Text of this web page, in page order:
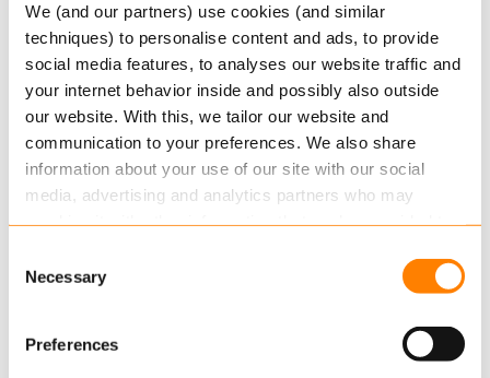
We (and our partners) use cookies (and similar
techniques) to personalise content and ads, to provide
social media features, to analyses our website traffic and
your internet behavior inside and possibly also outside
our website. With this, we tailor our website and
communication to your preferences. We also share
information about your use of our site with our social
media, advertising and analytics partners who may
services.
about this in our cookie statement. Through
the cookie settings under “Details”, you can determine
Selection
Necessary
Preferences
Operational Resiliance Act – DORA)
Pensioenuitvoerders…
Lees verder
13 DECEMBER, 2021